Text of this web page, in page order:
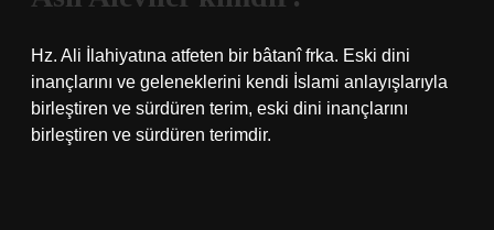
Hz. Ali İlahiyatına atfeten bir bâtanî frka. Eski dini
inançlarını ve geleneklerini kendi İslami anlayışlarıyla
birleştiren ve sürdüren terim, eski dini inançlarını
birleştiren ve sürdüren terimdir.